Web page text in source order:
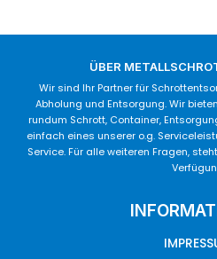
ÜBER
Wir sind Ihr Partner für
Abholung und Entsorgung. Wir
rundum Schrott, Container,
einfach eines unserer o.g.
Service. Für alle weiteren Fragen,